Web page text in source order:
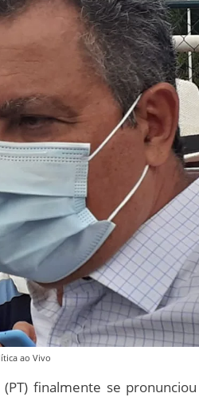
ao Vivo
finalmente se